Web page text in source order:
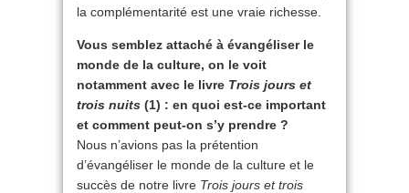
la complémentarité est une vraie richesse.
Vous semblez attaché à évangéliser le
monde de la culture, on le voit
notamment avec le livre Trois jours et
trois nuits (1) : en quoi est-ce important
et comment peut-on s’y prendre ?
Nous n’avions pas la prétention
d’évangéliser le monde de la culture et le
succès de notre livre Trois jours et trois